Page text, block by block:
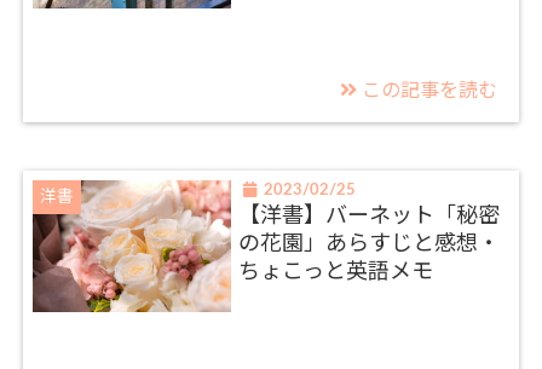
この記事を読む
洋書 2023/02/25
【洋書】バーネット「秘密
の花園」あらすじと感想・
ちょこっと英語メモ